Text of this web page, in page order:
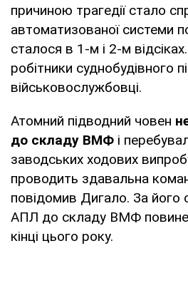
причиною трагедії стало
автоматизованої системи
сталося в 1-м і 2-м
робітники суднобудівного
військовослужбовці.
Атомний підводний човен
до складу ВМФ і
заводських ходових
проводить здавальна
повідомив Дигало. За його
АПЛ до складу ВМФ
кінці цього року.